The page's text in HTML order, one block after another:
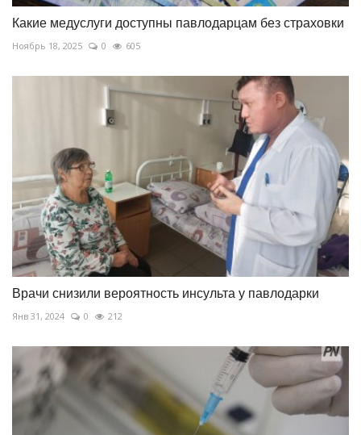
Какие медуслуги доступны павлодарцам без страховки
Ноябрь 18, 2025 0 605
Врачи снизили вероятность инсульта у павлодарки
Янв 31, 2024 0 212